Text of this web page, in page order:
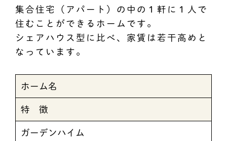
集合住宅（アパート）の中の１軒に１人で
住むことができるホームです。
シェアハウス型に比べ、家賃は若干高めと
なっています。
ホーム名
特 徴
ガーデンハイム